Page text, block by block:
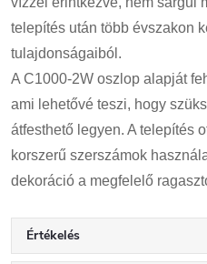
telepítés után több évszakon
tulajdonságaiból.
A C1000-2W oszlop alapját
ami lehetővé teszi, hogy
átfesthető legyen. A telepítés
korszerű szerszámok
dekoráció a megfelelő
Értékelés